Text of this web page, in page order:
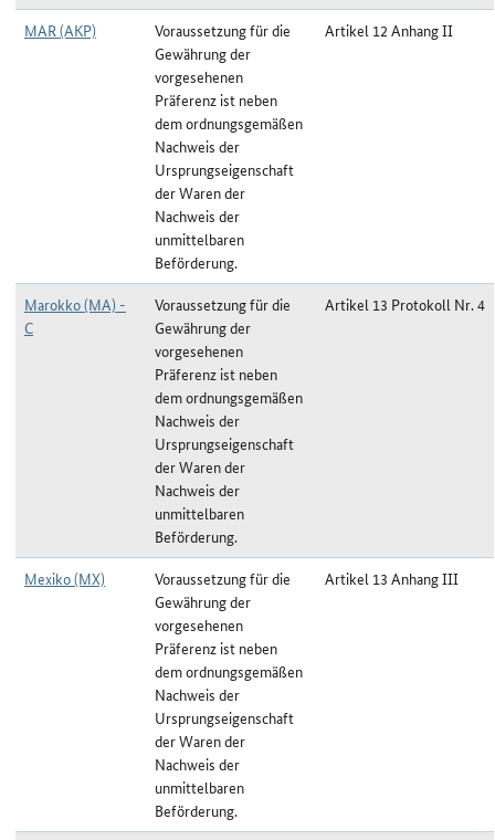
MAR (AKP)
Voraussetzung für die
Gewährung der
vorgesehenen
Präferenz ist neben
dem ordnungsgemäßen
Nachweis der
Ursprungseigenschaft
der Waren der
Nachweis der
unmittelbaren
Beförderung.
Artikel 12 Anhang II
Marokko (MA) -
C
Voraussetzung für die
Gewährung der
vorgesehenen
Präferenz ist neben
dem ordnungsgemäßen
Nachweis der
Ursprungseigenschaft
der Waren der
Nachweis der
unmittelbaren
Beförderung.
Artikel 13 Protokoll Nr. 4
Mexiko (MX)
Voraussetzung für die
Gewährung der
vorgesehenen
Präferenz ist neben
dem ordnungsgemäßen
Nachweis der
Ursprungseigenschaft
der Waren der
Nachweis der
unmittelbaren
Beförderung.
Artikel 13 Anhang III